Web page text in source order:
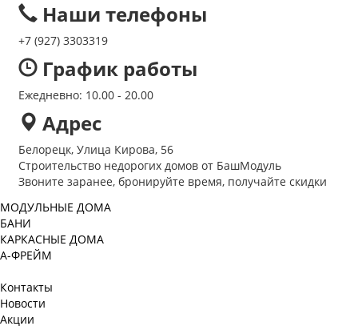
Наши телефоны
+7 (927) 3303319
График работы
Ежедневно: 10.00 - 20.00
Адрес
Белорецк, Улица Кирова, 56
Строительство недорогих домов от БашМодуль
Звоните заранее, бронируйте время, получайте скидки
Контакты
Новости
Акции
МОДУЛЬНЫЕ ДОМА
БАНИ
КАРКАСНЫЕ ДОМА
А-ФРЕЙМ